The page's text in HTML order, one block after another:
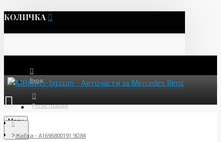
КОЛИЧКА
Вход
Регистрация
Menu
Жабка - A1696800191 9D84